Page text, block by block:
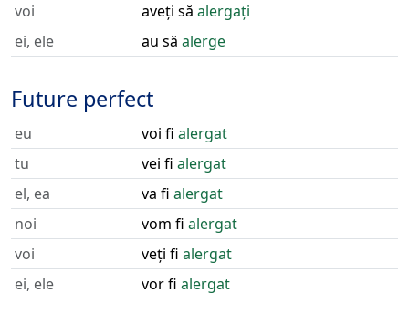
voi
aveți să alergați
ei, ele
au să alerge
Future perfect
eu voi fi alergat
tu
vei fi alergat
el, ea
va fi alergat
noi
vom fi alergat
voi
veți fi alergat
ei, ele
vor fi alergat